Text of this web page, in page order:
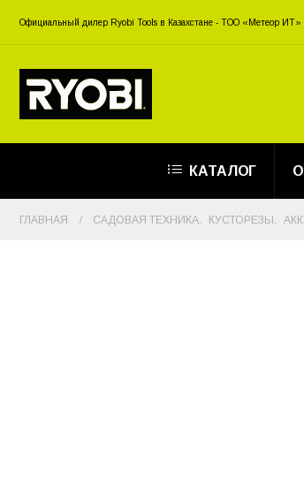
Официальный дилер Ryobi Tools в Казахстане - ТОО «Метеор ИТ»
КАТАЛОГ
ГЛАВНАЯ САДОВАЯ ТЕХНИКА, КУСТОРЕЗЫ ,